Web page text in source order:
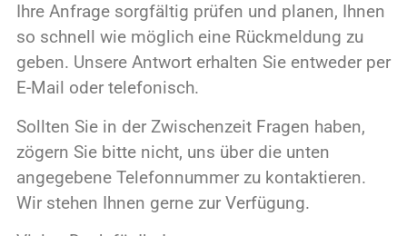
Ihre Anfrage sorgfältig prüfen und planen, Ihnen
so schnell wie möglich eine Rückmeldung zu
geben. Unsere Antwort erhalten Sie entweder per
E-Mail oder telefonisch.
Sollten Sie in der Zwischenzeit Fragen haben,
zögern Sie bitte nicht, uns über die unten
angegebene Telefonnummer zu kontaktieren.
Wir stehen Ihnen gerne zur Verfügung.